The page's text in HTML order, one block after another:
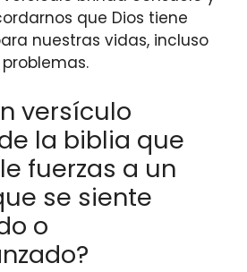
que Dios tiene
nuestras vidas, incluso
versículo
la biblia que
fuerzas a un
se siente
o